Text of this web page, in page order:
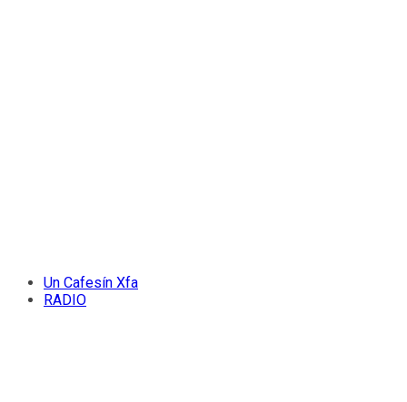
Un Cafesín Xfa
RADIO